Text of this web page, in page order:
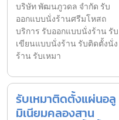
บริษัท พัฒนภูวดล จำกัด รับ
ออกแบบนั่งร้านศรีมโหสถ
บริการ รับออกแบบนั่งร้าน รับ
เขียนแบบนั่งร้าน รับติดตั้งนั่ง
ร้าน รับเหมา
รับเหมาติดตั้งแผ่นอลู
มิเนียมคลองสาน